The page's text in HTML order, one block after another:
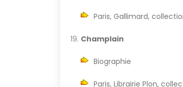
Paris, Gallimard,
Champlain
Biographie
Paris, Librairie Plon,